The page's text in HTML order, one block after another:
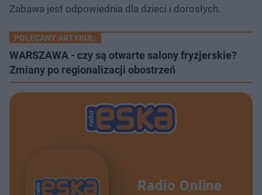
Zabawa jest odpowiednia dla dzieci i dorosłych.
POLECANY ARTYKUŁ:
WARSZAWA - czy są otwarte salony fryzjerskie?
Zmiany po regionalizacji obostrzeń
Radio Online